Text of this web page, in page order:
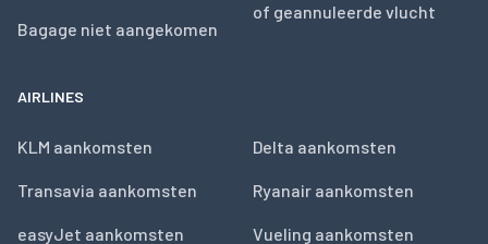
Bagage niet aangekomen
of geannuleerde vlucht
AIRLINES
KLM aankomsten
Transavia aankomsten
easyJet aankomsten
Delta aankomsten
Ryanair aankomsten
Vueling aankomsten